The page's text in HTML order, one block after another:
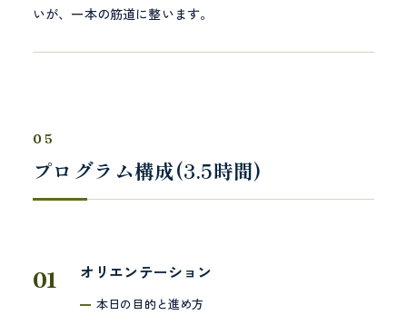
いが、一本の筋道に整います。
05
プログラム構成(3.5時間)
オリエンテーション
本日の目的と進め方